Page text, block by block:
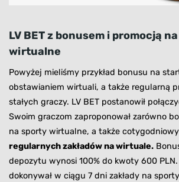
LV BET z bonusem i promocją
wirtualne
Powyżej mieliśmy przykład bonusu na
obstawianiem wirtuali, a także regularną
stałych graczy. LV BET postanowił
Swoim graczom zaproponował zarówno
na sporty wirtualne, a także cotygodniowy
regularnych zakładów na wirtuale.
depozytu wynosi 100% do kwoty 600
dokonywał w ciągu 7 dni zakłady na